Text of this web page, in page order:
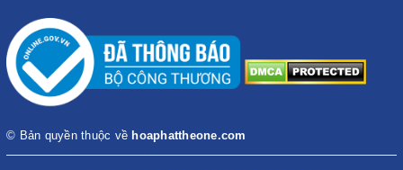
© Bản quyền thuộc về hoaphattheone.com